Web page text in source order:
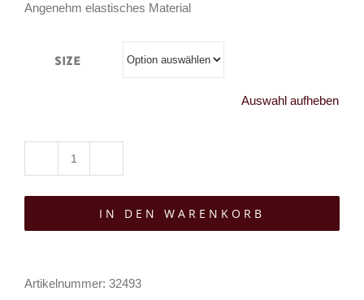
Angenehm elastisches Material
Size
Auswahl aufheben
Kleid
BlackIN DEN WARENKORB
Artikelnummer: 32493